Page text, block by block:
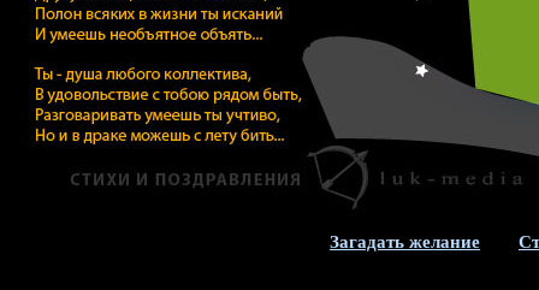
Загадать желание